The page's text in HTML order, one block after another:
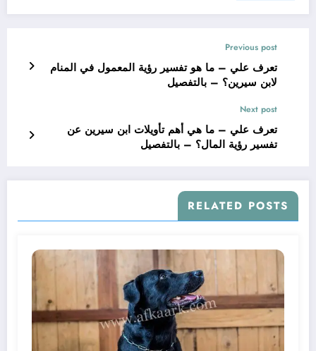
Previous post
تعرف علي – ما هو تفسير رؤية المعمول في المنام
لابن سيرين؟ – بالتفصيل
Next post
تعرف علي – ما هي أهم تأويلات ابن سيرين عن
تفسير رؤية المال؟ – بالتفصيل
RELATED POSTS